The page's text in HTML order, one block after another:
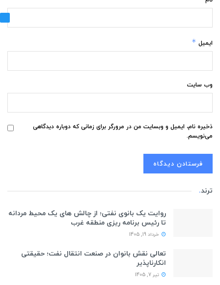
ایمیل *
وب‌ سایت
ذخیره نام، ایمیل و وبسایت من در مرورگر برای زمانی که دوباره دیدگاهی
می‌نویسم.
ترند.
روایت یک بانوی نفتی؛ از چالش های یک محیط مردانه
تا رئیس برنامه ریزی منطقه غرب
خرداد 19, 1405
تعالی نقش بانوان در صنعت انتقال نفت؛ حقیقتی
انکارناپذیر
تیر 7, 1405